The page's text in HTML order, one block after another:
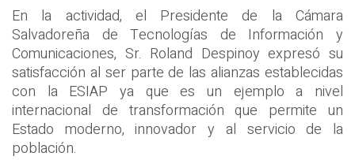
En la actividad, el Presidente de la Cámara
Salvadoreña de Tecnologías de Información y
Comunicaciones, Sr. Roland Despinoy expresó su
satisfacción al ser parte de las alianzas establecidas
con la ESIAP ya que es un ejemplo a nivel
internacional de transformación que permite un
Estado moderno, innovador y al servicio de la
población.